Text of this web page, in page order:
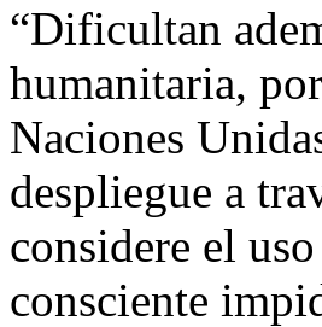
“Dificultan
humanitaria,
Naciones
despliegue a
considere el
consciente